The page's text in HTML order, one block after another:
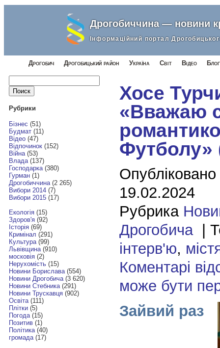
Дрогобиччина — новини
Інформаційний портал
Дрогобич Дрогобицький район Україна Світ Відео
Найти:
Рубрики
Бізнес (51)
Будмат(11)
Відео(47)
Відпочинок(152)
Війна(53)
Влада(137)
Господарка(380)
Гурман(1)
Дрогобиччина(2 265)
Вибори 2014(7)
Вибори 2015(17)
Екологія(15)
Здоров'я(92)
Історія(69)
Кримінал (291)
Культура(99)
Львівщина(910)
московія(2)
Нерухомість(15)
Новини Борислава(554)
Новини Дрогобича(3 620)
Новини Стебника(291)
Новини Трускавця(902)
Освіта(111)
Плітки(5)
Погода(15)
Позитив(1)
Політика(40)
громада(17)
Хосе
«Вважаю
Футболу»
19.02.2024
Рубрика
Дрогобича|
інтерв'ю,
Коментарі
може бути
Зайвий раз